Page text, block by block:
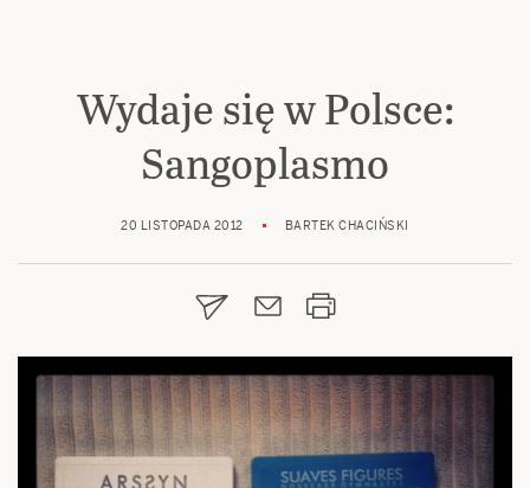
Wydaje się w Polsce:
Sangoplasmo
20 LISTOPADA 2012 BARTEK CHACIŃSKI